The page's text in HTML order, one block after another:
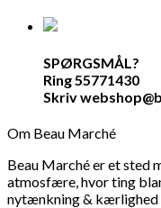
SPØRGSMÅL?
Ring 55771430
Skriv
Om Beau Marché
Beau Marché er et sted
atmosfære, hvor ting
nytænkning & kærlighed